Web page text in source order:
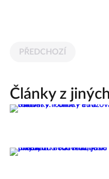
PŘEDCHOZÍ
Články z